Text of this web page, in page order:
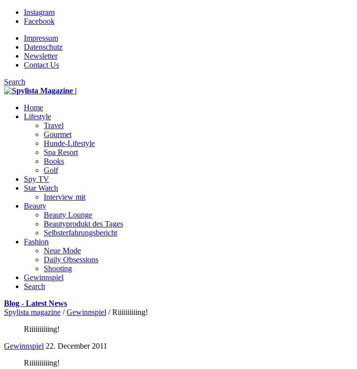
Instagram
Facebook
Impressum
Datenschutz
Newsletter
Contact Us
Search
Home
Lifestyle
Travel
Gourmet
Hunde-Lifestyle
Spa Resort
Books
Golf
Spy TV
Star Watch
Interview mit
Beauty
Beauty Lounge
Beautyprodukt des Tages
Selbsterfahrungsbericht
Fashion
Neue Mode
Daily Obsessions
Shooting
Gewinnspiel
Search
Blog - Latest News
Spylista magazine / Gewinnspiel / Riiiiiiiiiing!
Riiiiiiiiiing!
Gewinnspiel 22. December 2011
Riiiiiiiiiing!